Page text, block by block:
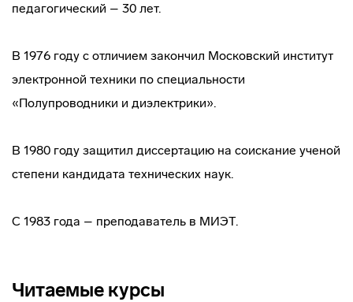
педагогический – 30 лет.
В 1976 году с отличием закончил Московский институт
электронной техники по специальности
«Полупроводники и диэлектрики».
В 1980 году защитил диссертацию на соискание ученой
степени кандидата технических наук.
С 1983 года – преподаватель в МИЭТ.
Читаемые курсы